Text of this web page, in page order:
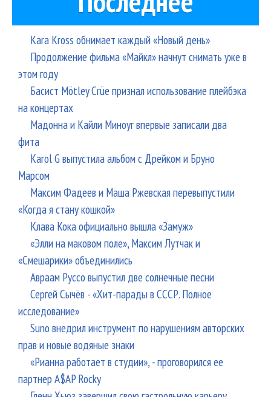
Kara Kross обнимает каждый «Новый день»
Продолжение фильма «Майкл» начнут снимать уже в
этом году
Басист Mötley Crüe признал использование плейбэка
на концертах
Мадонна и Кайли Миноуг впервые записали два
фита
Karol G выпустила альбом с Дрейком и Бруно
Марсом
Максим Фадеев и Маша Ржевская перевыпустили
«Когда я стану кошкой»
Клава Кока официально вышла «Замуж»
«Элли на маковом поле», Максим Лутчак и
«Смешарики» объединились
Авраам Руссо выпустил две солнечные песни
Сергей Сычёв - «Хит-парады в СССР. Полное
исследование»
Suno внедрил инструмент по нарушениям авторских
прав и новые водяные знаки
«Рианна работает в студии», - проговорился ее
партнер A$AP Rocky